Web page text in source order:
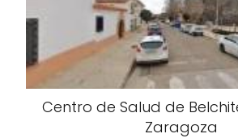
Centro de Salud de
Zaragoza